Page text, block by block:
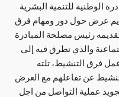
الوطنية للتنمية البشرية
عرض حول دور ومهام فرق
رئيس مصلحة المبادرة
والذي تطرق فيه إلى
فرق التنشيط، تلته
عن تفاعلهم مع العرض
عملية التواصل من اجل